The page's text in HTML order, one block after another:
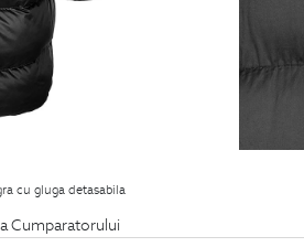
cu gluga detasabila
Cumparatorului